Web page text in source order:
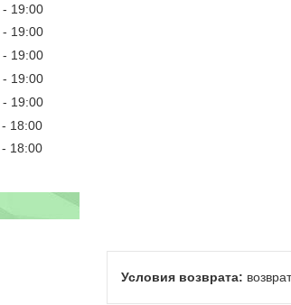
19:00
19:00
19:00
19:00
19:00
18:00
18:00